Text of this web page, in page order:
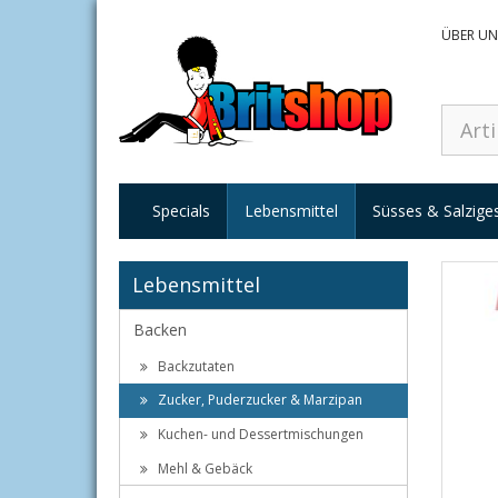
ÜBER
Specials Lebensmittel Süsses &
Lebensmittel
Backen
Backzutaten
Zucker, Puderzucker & Marzipan
Kuchen- und Dessertmischungen
Mehl & Gebäck